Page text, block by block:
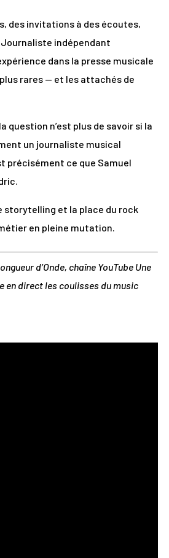
des invitations à des écoutes,
Journaliste indépendant
dans la presse musicale
rares — et les attachés de
n’est plus de savoir si la
un journaliste musical
précisément ce que Samuel
storytelling et la place du rock
en pleine mutation.
d’Onde, chaîne YouTube Une
en direct les coulisses du music